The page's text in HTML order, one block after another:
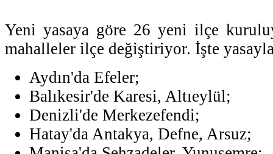
Yeni yasaya göre 26 yeni ilçe
mahalleler ilçe değiştiriyor. İşte
Aydın'da Efeler;
Balıkesir'de Karesi, Altıeylül;
Denizli'de Merkezefendi;
Hatay'da Antakya, Defne, Arsuz;